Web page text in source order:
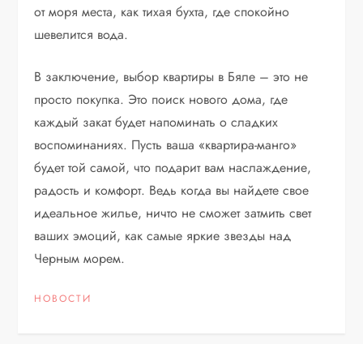
от моря места, как тихая бухта, где спокойно
шевелится вода.
В заключение, выбор квартиры в Бяле – это не
просто покупка. Это поиск нового дома, где
каждый закат будет напоминать о сладких
воспоминаниях. Пусть ваша «квартира-манго»
будет той самой, что подарит вам наслаждение,
радость и комфорт. Ведь когда вы найдете свое
идеальное жилье, ничто не сможет затмить свет
ваших эмоций, как самые яркие звезды над
Черным морем.
НОВОСТИ